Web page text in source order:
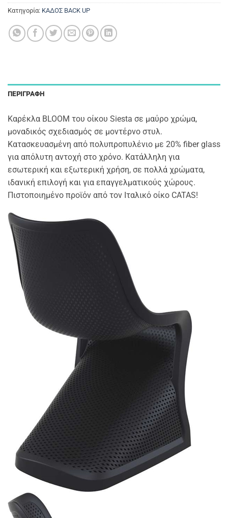
Κατηγορία: ΚΑΔΟΣ BACK UP
ΠΕΡΙΓΡΑΦΉ
Καρέκλα BLOOM του οίκου Siesta σε μαύρο χρώμα,
μοναδικός σχεδιασμός σε μοντέρνο στυλ.
Κατασκευασμένη από πολυπροπυλένιο με 20% fiber glass
για απόλυτη αντοχή στο χρόνο. Κατάλληλη για
εσωτερική και εξωτερική χρήση, σε πολλά χρώματα,
ιδανική επιλογή και για επαγγελματικούς χώρους.
Πιστοποιημένο προϊόν από τον Ιταλικό οίκο CATAS!